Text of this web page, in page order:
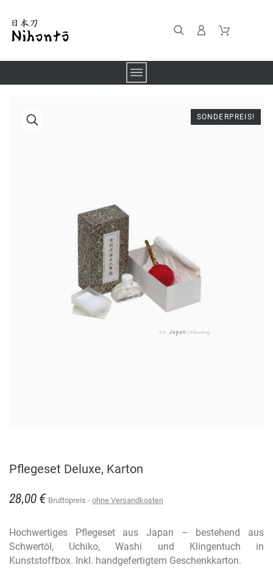
SONDERPREIS!
Pflegeset Deluxe, Karton
28,00 € Bruttopreis ohne Versandkosten
Hochwertiges Pflegeset aus Japan – bestehend aus
Schwertöl, Uchiko, Washi und Klingentuch in
Kunststoffbox. Inkl. handgefertigtem Geschenkkarton.